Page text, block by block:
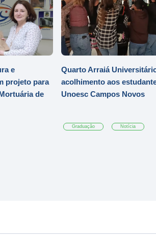
e
projeto para
de
Quarto Arraiá
acolhimento aos
Unoesc Campos Novos
Graduação Notícia